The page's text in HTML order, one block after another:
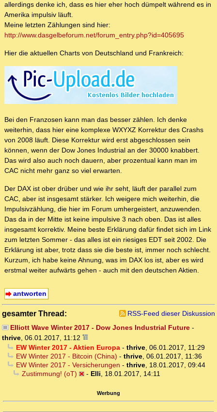
allerdings denke ich, dass es hier eher hoch dümpelt während es in
Amerika impulsiv läuft.
Meine letzten Zählungen sind hier:
http://www.dasgelbeforum.net/forum_entry.php?id=405695
Hier die aktuellen Charts von Deutschland und Frankreich:
Bei den Franzosen kann man das besser zählen. Ich denke
weiterhin, dass hier eine komplexe WXYXZ Korrektur des Crashs
von 2008 läuft. Diese Korrektur wird erst abgeschlossen sein
können, wenn der Dow Jones Industrial an der 30000 knabbert.
Das wird also auch noch dauern, aber prozentual kann man im
CAC nicht mehr ganz so viel erwarten.
Der DAX ist ober drüber und wie ihr seht, läuft der parallel zum
CAC, aber ist insgesamt stärker. Ich weigere mich weiterhin, die
Impulsivzählung, die hier im Forum umhergeistert, anzuwenden.
Das da in der Mitte ist keine impulsive 3 nach oben. Das ist alles
insgesamt korrektiv. Meine beste Erklärung dafür findet sich im Link
zum letzten Sommer - das alles ist ein riesiges EDT seit 2002. Die
Erklärung ist aber, trotz dass sie die beste ist, immer noch schlecht.
Kurzum, ich habe keine Ahnung, was im DAX los ist, aber es wird
erstmal weiter aufwärts gehen - auch mit den deutschen Aktien.
antworten
gesamter Thread:
RSS-Feed dieser Diskussion
Elliott Wave Winter 2017 - Dow Jones Industrial Future-
thrive, 06.01.2017, 11:12
EW Winter 2017 - Aktien Europa- thrive, 06.01.2017, 11:29
EW Winter 2017 - Bitcoin (China) - thrive, 06.01.2017, 11:36
EW Winter 2017 - Versicherungen - thrive, 18.01.2017, 09:44
Zustimmung! (oT)
- Elli, 18.01.2017, 14:11
Werbung